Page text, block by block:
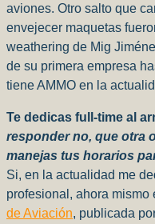
aviones. Otro salto que
envejecer maquetas
weathering de Mig
de su primera empresa
tiene AMMO en la
Te dedicas full-time al
responder no, que otra
manejas tus horarios
Si, en la actualidad me
profesional, ahora mismo
de Aviación, publicada